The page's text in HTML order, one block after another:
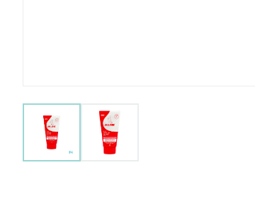
View larger imageView larger image